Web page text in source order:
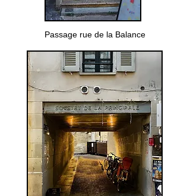
Passage rue de la Balance